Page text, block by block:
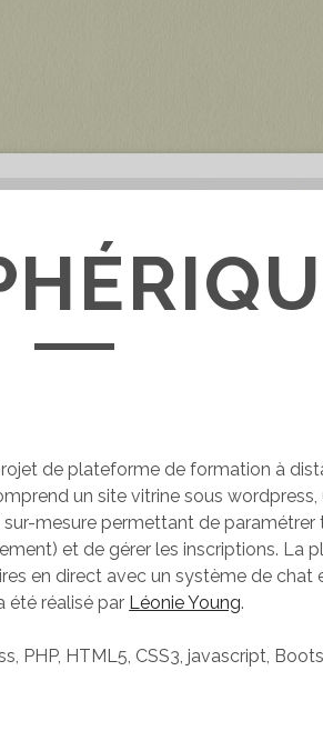
de plateforme de formation à
un site vitrine sous wordpress,
mesure permettant de paramétrer
et de gérer les inscriptions. La
en direct avec un système de chat
été réalisé par Léonie Young.
PHP, HTML5, CSS3, javascript,